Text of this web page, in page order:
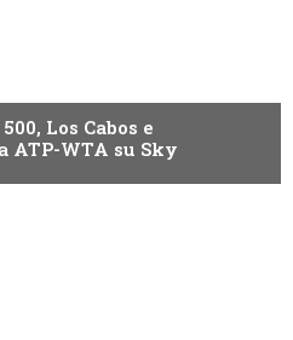
Los Cabos e
ATP-WTA su Sky